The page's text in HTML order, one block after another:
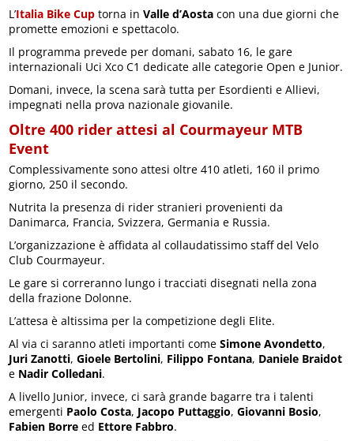
L’Italia Bike Cup torna inValle d’Aosta con una due giorni che
promette emozioni e spettacolo.
Il programma prevede per domani, sabato 16, le gare
internazionali Uci Xco C1 dedicate alle categorie Open e Junior.
Domani, invece, la scena sarà tutta per Esordienti e Allievi,
impegnati nella prova nazionale giovanile.
Oltre 400 rider attesi al Courmayeur MTB
Event
Complessivamente sono attesi oltre 410 atleti, 160 il primo
giorno, 250 il secondo.
Nutrita la presenza di rider stranieri provenienti da
Danimarca, Francia, Svizzera, Germania e Russia.
L’organizzazione è affidata al collaudatissimo staff del Velo
Club Courmayeur.
Le gare si correranno lungo i tracciati disegnati nella zona
della frazione Dolonne.
L’attesa è altissima per la competizione degli Elite.
Al via ci saranno atleti importanti comeSimone Avondetto,
Juri Zanotti,Gioele Bertolini, Filippo Fontana, Daniele Braidot
e Nadir Colledani.
A livello Junior, invece, ci sarà grande bagarre tra i talenti
emergenti Paolo Costa, Jacopo Puttaggio,Giovanni Bosio,
Fabien Borre ed Ettore Fabbro.